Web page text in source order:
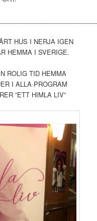
HUS I NERJA IGEN
HEMMA I SVERIGE.
ROLIG TID HEMMA
I ALLA PROGRAM
”ETT HIMLA LIV”